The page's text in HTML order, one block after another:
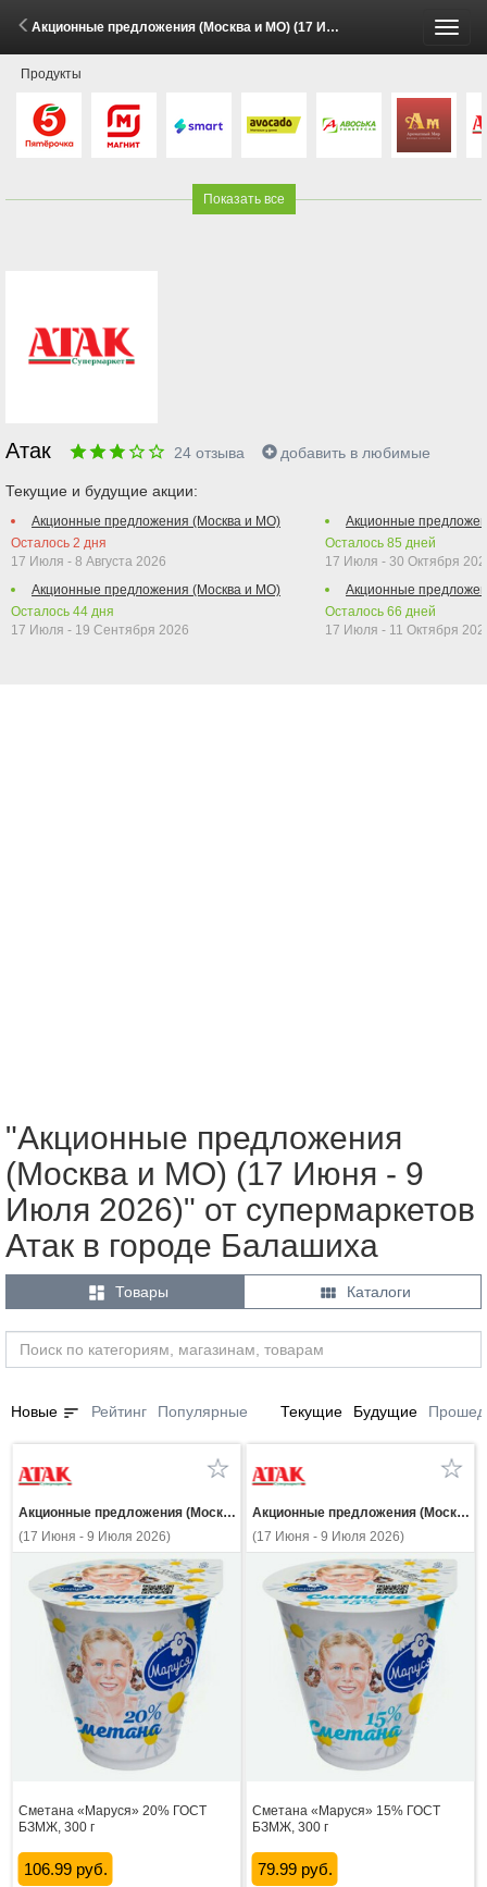
Акционные предложения (Москва и МО) (17 Июня - 9 Июля 2026)
Продукты
Показать все
Атак 24 отзыва добавить в любимые
Текущие и будущие акции:
Акционные предложения (Москва и МО)
Осталось 2 дня
17 Июля - 8 Августа 2026
Акционные предложения (Москва и МО)
Осталось 44 дня
17 Июля - 19 Сентября 2026
Акционные
Осталось 85 дней
17 Июля - 30 Октября
Акционные
Осталось 66 дней
17 Июля - 11 Октября
"Акционные предложения
(Москва и МО) (17 Июня - 9
Июля 2026)" от супермаркетов
Атак в городе Балашиха
 Товары  Каталоги
Новые sort Рейтинг Популярные Текущие Будущие
Акционные предложения (Москва и МО)
(17 Июня - 9 Июля 2026)
Сметана «Маруся» 20% ГОСТ
БЗМЖ, 300 г
106.99 руб.
Акционные предложения (Москва и МО)
(17 Июня - 9 Июля 2026)
Сметана «Маруся» 15% ГОСТ
БЗМЖ, 300 г
79.99 руб.